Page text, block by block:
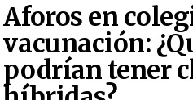
Aforos en
vacunación:
podrían tener